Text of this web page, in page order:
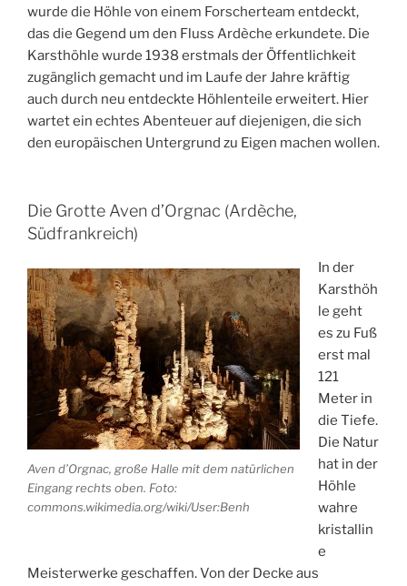
wurde die Höhle von einem Forscherteam entdeckt,
das die Gegend um den Fluss Ardèche erkundete. Die
Karsthöhle wurde 1938 erstmals der Öffentlichkeit
zugänglich gemacht und im Laufe der Jahre kräftig
auch durch neu entdeckte Höhlenteile erweitert. Hier
wartet ein echtes Abenteuer auf diejenigen, die sich
den europäischen Untergrund zu Eigen machen wollen.
Die Grotte Aven d’Orgnac (Ardèche,
Südfrankreich)
Aven d’Orgnac, große Halle mit dem natürlichen
Eingang rechts oben. Foto:
commons.wikimedia.org/wiki/User:Benh
In der
Karsthöh
le geht
es zu Fuß
erst mal
121
Meter in
die Tiefe.
Die Natur
hat in der
Höhle
wahre
kristallin
e
Meisterwerke geschaffen. Von der Decke aus